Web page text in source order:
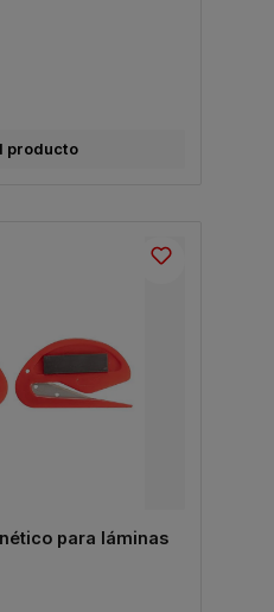
producto
para láminas